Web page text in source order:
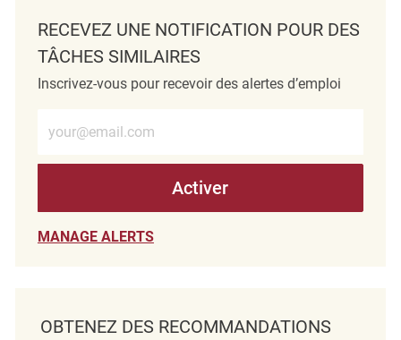
RECEVEZ UNE NOTIFICATION POUR DES
TÂCHES SIMILAIRES
Inscrivez-vous pour recevoir des alertes d’emploi
Activer
MANAGE ALERTS
OBTENEZ DES RECOMMANDATIONS